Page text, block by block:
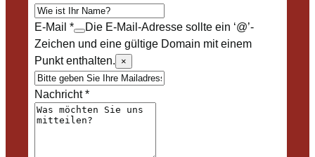
E-Mail *
Die E-Mail-Adresse sollte ein ‘@’-
Zeichen und eine gültige Domain mit einem
Punkt enthalten.
×
Nachricht*